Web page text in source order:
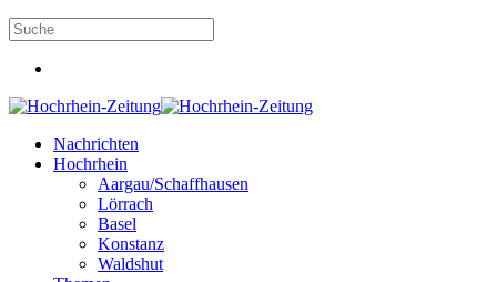
Nachrichten
Hochrhein
Aargau/Schaffhausen
Lörrach
Basel
Konstanz
Waldshut